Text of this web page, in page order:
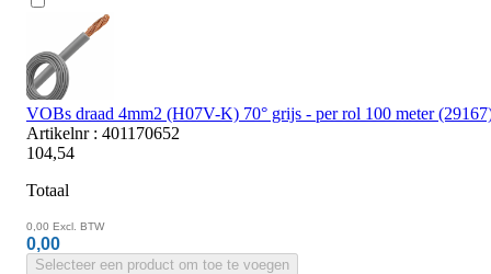
VOBs draad 4mm2 (H07V-K) 70° grijs - per rol 100 meter
Artikelnr : 401170652
104,54
Totaal
0,00 Excl. BTW
0,00
Selecteer een product om toe te voegen